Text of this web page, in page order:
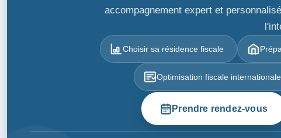
accompagnement expert et
Choisir sa résidence fiscale
Optimisation fiscale internationale
Prendre rendez-vous